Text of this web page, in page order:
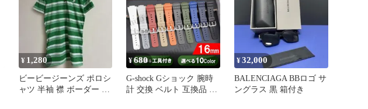
¥ 1,280
ビービージーンズ ポロシ
ャツ 半袖 襟 ボーダー L
¥680
G-shock Gショック 腕時
計 交換 ベルト 互換品 バ
¥32,000
BALENCIAGA BBロゴ サ
ングラス 黒 箱付き